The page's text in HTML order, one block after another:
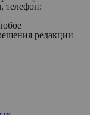
телефон:
редакции